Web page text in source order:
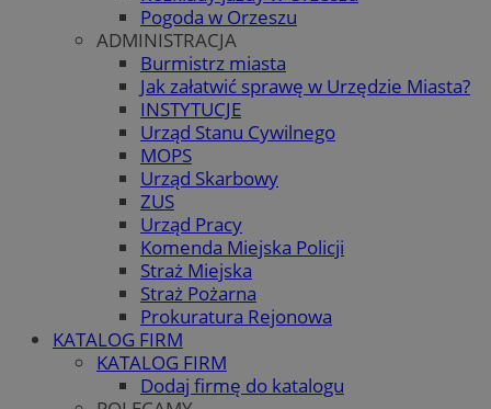
Pogoda w Orzeszu
ADMINISTRACJA
Burmistrz miasta
Jak załatwić sprawę w Urzędzie Miasta?
INSTYTUCJE
Urząd Stanu Cywilnego
MOPS
Urząd Skarbowy
ZUS
Urząd Pracy
Komenda Miejska Policji
Straż Miejska
Straż Pożarna
Prokuratura Rejonowa
KATALOG FIRM
KATALOG FIRM
Dodaj firmę do katalogu